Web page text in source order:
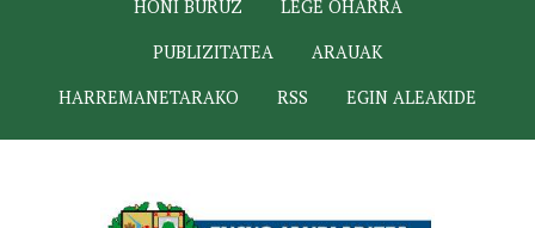
HONI BURUZ
LEGE OHARRA
PUBLIZITATEA
ARAUAK
HARREMANETARAKO
RSS EGIN ALEAKIDE